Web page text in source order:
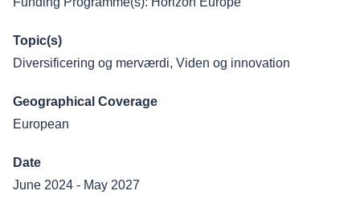
Topic(s)
Diversificering og merværdi, Viden og innovation
Geographical Coverage
European
Date
June 2024 - May 2027